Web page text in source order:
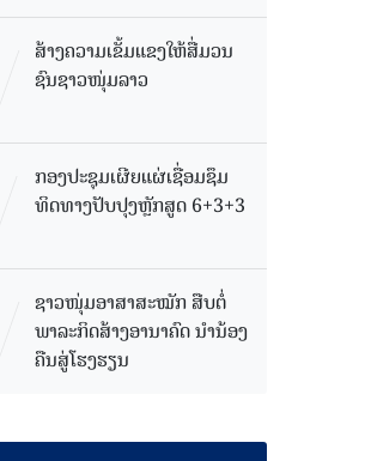
ສ້າງຄວາມເຂັ້ມແຂງໃຫ້ສື່ມວນ
ຊົນຊາວໜຸ່ມລາວ
ກອງປະຊຸມເຜີຍແຜ່ເຊື່ອມຊຶມ
ທິດທາງປັບປຸງຫຼັກສູດ 6+3+3
ຊາວໜຸ່ມອາສາສະໝັກ ສືບຕໍ່
ພາລະກິດສ້າງອານາຄົດ ນໍານ້ອງ
ຄືນສູ່ໂຮງຮຽນ